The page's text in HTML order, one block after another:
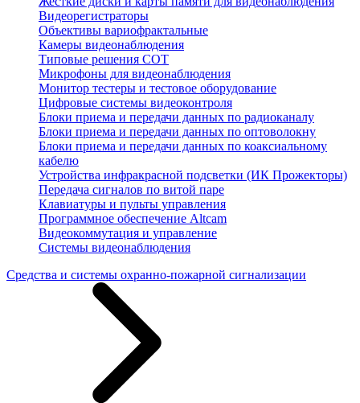
Видеорегистраторы
Объективы вариофрактальные
Камеры видеонаблюдения
Типовые решения СОТ
Микрофоны для видеонаблюдения
Монитор тестеры и тестовое оборудование
Цифровые системы видеоконтроля
Блоки приема и передачи данных по радиоканалу
Блоки приема и передачи данных по оптоволокну
Блоки приема и передачи данных по коаксиальному
кабелю
Устройства инфракрасной подсветки (ИК Прожекторы)
Передача сигналов по витой паре
Клавиатуры и пульты управления
Программное обеспечение Altcam
Видеокоммутация и управление
Системы видеонаблюдения
Средства и системы охранно-пожарной сигнализации